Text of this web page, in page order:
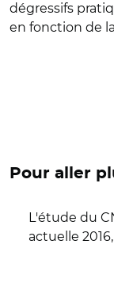
dégressifs
en fonction de
Pour aller
L'étude du
actuelle